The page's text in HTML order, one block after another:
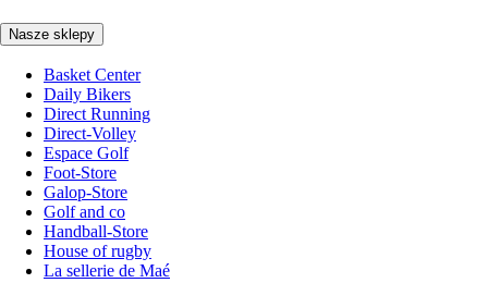
Nasze sklepy
Basket Center
Daily Bikers
Direct Running
Direct-Volley
Espace Golf
Foot-Store
Galop-Store
Golf and co
Handball-Store
House of rugby
La sellerie de Maé